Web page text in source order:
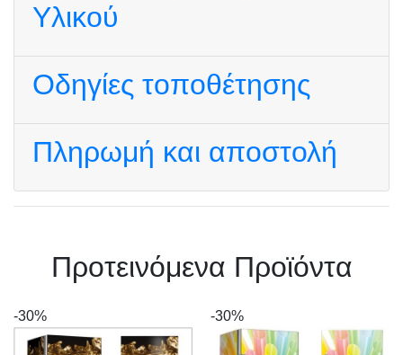
Υλικού
Οδηγίες τοποθέτησης
Πληρωμή και αποστολή
Πρoτεινόμενα Προϊόντα
-30% -30%